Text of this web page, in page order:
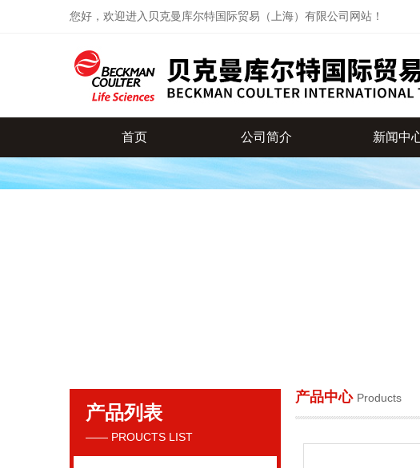
您好，欢迎进入贝克曼库尔特国际贸易（上海）有限公司网站！
贝克曼库尔特国际贸易（上海）有限公司
首页 公司简介 新闻中
产品列表
—— PROUCTS LIST
产品中心 Products